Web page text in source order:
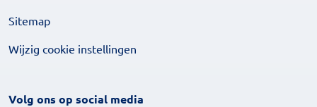
Sitemap
Wijzig cookie instellingen
Volg ons op social media